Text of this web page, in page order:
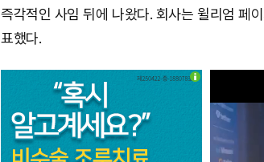
즉각적인 사임 뒤에 나왔다. 회사는 윌리엄 페
표했다.